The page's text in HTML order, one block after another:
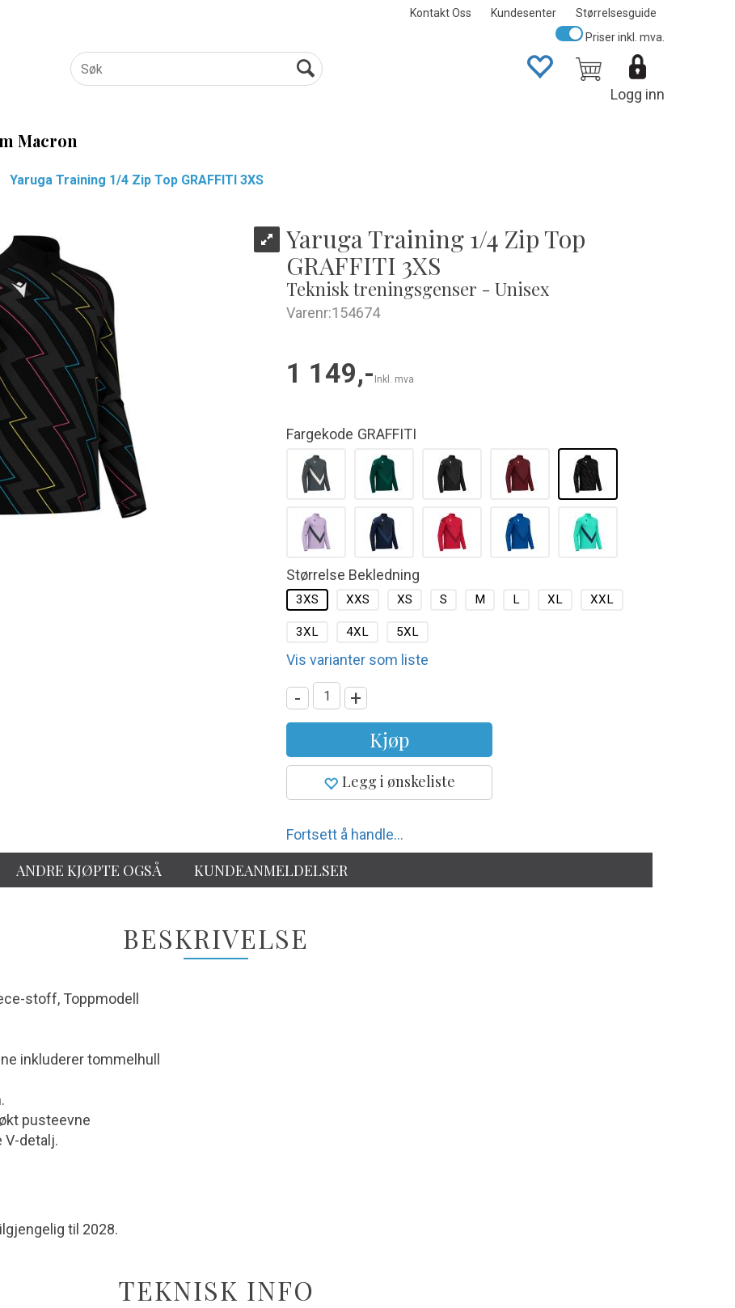
Kontakt Oss Kundesenter Størrelsesguide
Logg inn
Priser inkl. mva.
Macron
Yaruga Training 1/4 Zip Top GRAFFITI 3XS
Yaruga Training 1/4 Zip Top
GRAFFITI 3XS
Teknisk treningsgenser - Unisex
Varenr:154674
1 149,- Inkl. mva
Fargekode GRAFFITI
Størrelse Bekledning
3XS XXS XS S M L XL XXL
3XL 4XL 5XL
Vis varianter som liste
- +
Kjøp
Legg i ønskeliste
Fortsett å handle...
ANDRE KJØPTE OGSÅ KUNDEANMELDELSER
BESKRIVELSE
stoff, Toppmodell
inkluderer tommelhull
pusteevne
V-detalj.
til 2028.
TEKNISK INFO